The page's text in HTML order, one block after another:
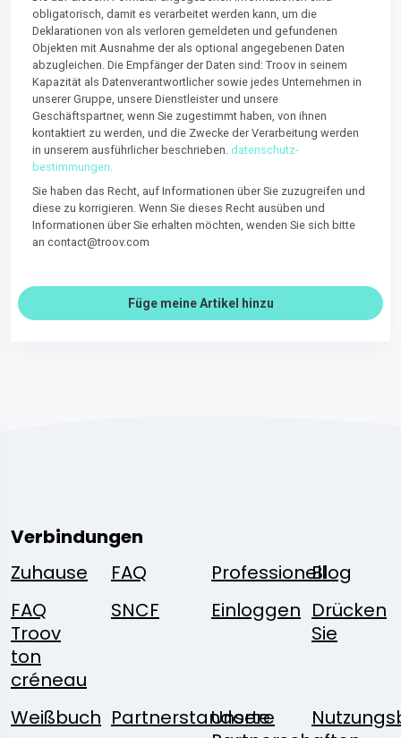
obligatorisch, damit es verarbeitet werden kann, um die
Deklarationen von als verloren gemeldeten und gefundenen
Objekten mit Ausnahme der als optional angegebenen Daten
abzugleichen. Die Empfänger der Daten sind: Troov in seinem
Kapazität als Datenverantwortlicher sowie jedes Unternehmen in
unserer Gruppe, unsere Dienstleister und unsere
Geschäftspartner, wenn Sie zugestimmt haben, von ihnen
kontaktiert zu werden, und die Zwecke der Verarbeitung werden
in unserem ausführlicher beschrieben. datenschutz-
bestimmungen.
Sie haben das Recht, auf Informationen über Sie zuzugreifen und
diese zu korrigieren. Wenn Sie dieses Recht ausüben und
Informationen über Sie erhalten möchten, wenden Sie sich bitte
an contact@troov.com
Füge meine Artikel hinzu
Verbindungen
Zuhause
FAQ ProfessionellBlog
FAQ
Troov
ton
créneau
SNCF Einloggen Drücken
Sie
Weißbuch Partnerstandorte
Unsere